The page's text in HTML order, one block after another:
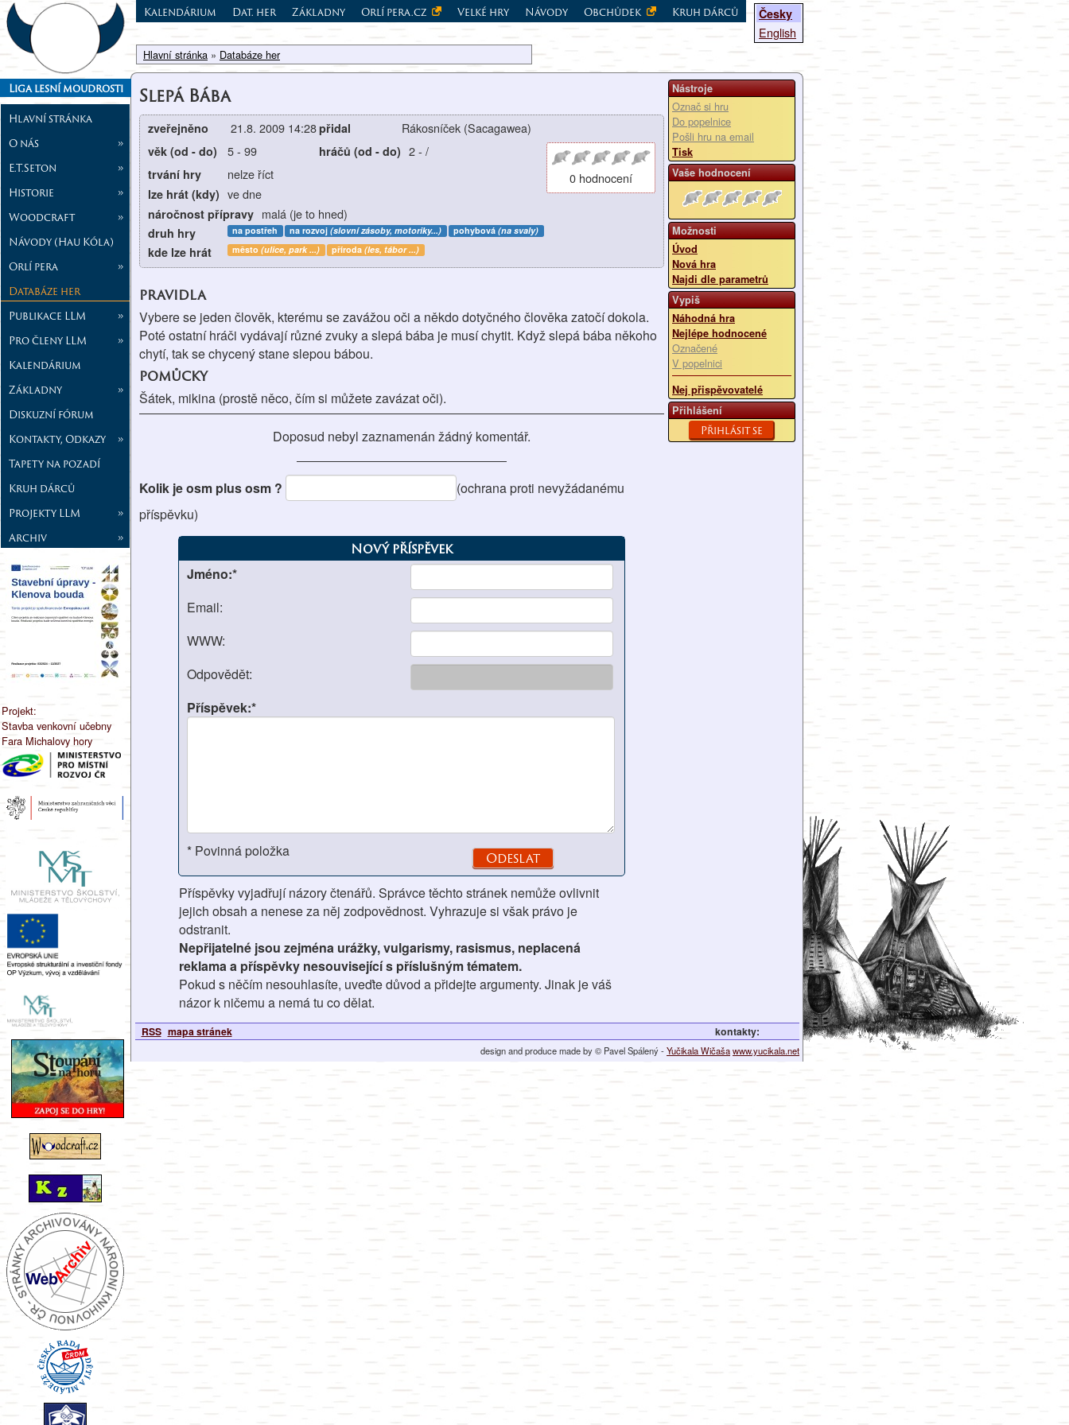
Liga lesní moudrosti
Hlavní stránka
O nás
»
E.T.Seton
»
Historie
»
Woodcraft
»
Návody (Hau Kóla)
Orlí pera
»
Databáze her
Publikace LLM
»
Pro členy LLM
»
Kalendárium
Základny
»
Diskuzní fórum
Kontakty, Odkazy
»
Tapety na pozadí
Kruh dárců
Projekty LLM
»
Archiv
»
Projekt:
Stavba venkovní učebny
Fara Michalovy hory
Česky
English
Kalendárium Dat. her Základny Orlí pera.cz Velké hry Návody Obchůdek Kruh dárců
Hlavní stránka » Databáze her
Nástroje
Označ si hru
Do popelnice
Pošli hru na email
Tisk
Vaše hodnocení
Možnosti
Úvod
Nová hra
Najdi dle parametrů
Vypiš
Náhodná hra
Nejlépe hodnocené
Označené
V popelnici
Nej přispěvovatelé
Přihlášení
Přihlásit se
Slepá Bába
zveřejněno 21.8. 2009 14:28přidal Rákosníček (Sacagawea)
0 hodnocení
věk (od - do) 5- 99 hráčů (od - do) 2- /
trvání hry nelze říct
lze hrát (kdy) ve dne
náročnost přípravy malá (je to hned)
druh hry na postřeh na rozvoj(slovní zásoby, motoriky...) pohybová(na svaly)
kde lze hrát město(ulice, park ...) příroda(les, tábor ...)
pravidla
Vybere se jeden člověk, kterému se zavážou oči a někdo dotyčného člověka zatočí dokola.
Poté ostatní hráči vydávají různé zvuky a slepá bába je musí chytit. Když slepá bába někoho
chytí, tak se chycený stane slepou bábou.
pomůcky
Šátek, mikina (prostě něco, čím si můžete zavázat oči).
Doposud nebyl zaznamenán žádný komentář.
Kolik je osm plus osm ?
(ochrana proti nevyžádanému
příspěvku)
Nový příspěvek
Jméno:*
Email:
WWW:
Odpovědět:
Příspěvek:*
* Povinná položka
Příspěvky vyjadřují názory čtenářů. Správce těchto stránek nemůže ovlivnit
jejich obsah a nenese za něj zodpovědnost. Vyhrazuje si však právo je
odstranit.
Nepřijatelné jsou zejména urážky, vulgarismy, rasismus, neplacená
reklama a příspěvky nesouvisející s příslušným tématem.
Pokud s něčím nesouhlasíte, uveďte důvod a přidejte argumenty. Jinak je váš
názor k ničemu a nemá tu co dělat.
RSS mapa stránek kontakty:
design and produce made by © Pavel Spálený -Yučikala Wičašawww.yucikala.net